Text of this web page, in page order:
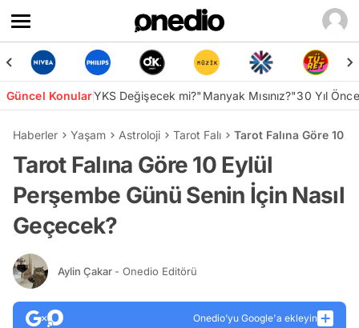
Güncel KonularYKS Değişecek mi?"Manyak Mısınız?"30 Yıl
Haberler Yaşam Astroloji Tarot Falı Tarot Falına Göre 10
Tarot Falına Göre 10 Eylül
Perşembe Günü Senin İçin Nasıl
Geçecek?
Aylin Çakar - Onedio Editörü
Onedio’yu Google'a ekleyin